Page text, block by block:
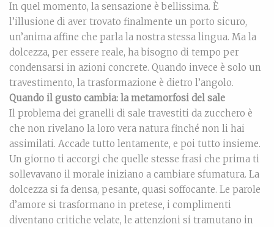
In quel momento, la sensazione è bellissima. È
l’illusione di aver trovato finalmente un porto sicuro,
un’anima affine che parla la nostra stessa lingua. Ma la
dolcezza, per essere reale, ha bisogno di tempo per
condensarsi in azioni concrete. Quando invece è solo un
travestimento, la trasformazione è dietro l’angolo.
Quando il gusto cambia: la metamorfosi del sale
Il problema dei granelli di sale travestiti da zucchero è
che non rivelano la loro vera natura finché non li hai
assimilati. Accade tutto lentamente, e poi tutto insieme.
Un giorno ti accorgi che quelle stesse frasi che prima ti
sollevavano il morale iniziano a cambiare sfumatura. La
dolcezza si fa densa, pesante, quasi soffocante. Le parole
d’amore si trasformano in pretese, i complimenti
diventano critiche velate, le attenzioni si tramutano in